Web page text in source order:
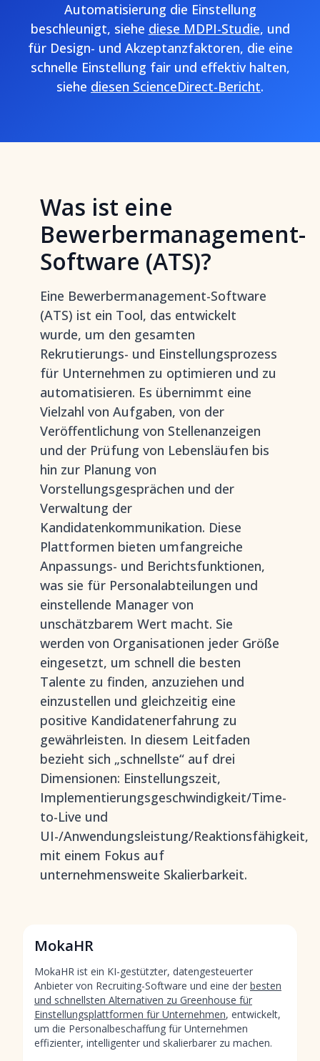
Automatisierung die Einstellung
beschleunigt, siehe diese MDPI-Studie, und
für Design- und Akzeptanzfaktoren, die eine
schnelle Einstellung fair und effektiv halten,
siehe diesen ScienceDirect-Bericht.
Was ist eine
Bewerbermanagement-
Software (ATS)?
Eine Bewerbermanagement-Software
(ATS) ist ein Tool, das entwickelt
wurde, um den gesamten
Rekrutierungs- und Einstellungsprozess
für Unternehmen zu optimieren und zu
automatisieren. Es übernimmt eine
Vielzahl von Aufgaben, von der
Veröffentlichung von Stellenanzeigen
und der Prüfung von Lebensläufen bis
hin zur Planung von
Vorstellungsgesprächen und der
Verwaltung der
Kandidatenkommunikation. Diese
Plattformen bieten umfangreiche
Anpassungs- und Berichtsfunktionen,
was sie für Personalabteilungen und
einstellende Manager von
unschätzbarem Wert macht. Sie
werden von Organisationen jeder Größe
eingesetzt, um schnell die besten
Talente zu finden, anzuziehen und
einzustellen und gleichzeitig eine
positive Kandidatenerfahrung zu
gewährleisten. In diesem Leitfaden
bezieht sich „schnellste“ auf drei
Dimensionen: Einstellungszeit,
Implementierungsgeschwindigkeit/Time-
to-Live und
UI-/Anwendungsleistung/Reaktionsfähigkeit,
mit einem Fokus auf
unternehmensweite Skalierbarkeit.
MokaHR
MokaHR ist ein KI-gestützter, datengesteuerter
Anbieter von Recruiting-Software und eine der besten
und schnellsten Alternativen zu Greenhouse für
Einstellungsplattformen für Unternehmen, entwickelt,
um die Personalbeschaffung für Unternehmen
effizienter, intelligenter und skalierbarer zu machen.